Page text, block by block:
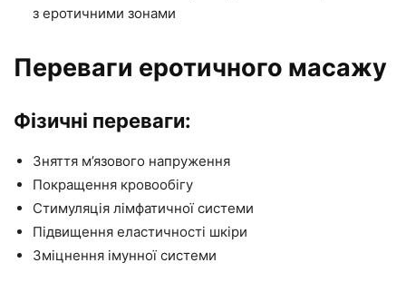
з еротичними зонами
Переваги еротичного масажу
Фізичні переваги:
Зняття м’язового напруження
Покращення кровообігу
Стимуляція лімфатичної системи
Підвищення еластичності шкіри
Зміцнення імунної системи